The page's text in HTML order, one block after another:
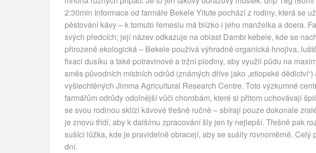
2:30min Informace od farmáře Bekele Yitute pochází z rodiny, která se
pěstování kávy – k tomuto řemeslu má blízko i jeho manželka a dcera.
svých předcích; její název odkazuje na oblast Dambi kebele, kde se
přirozeně ekologická – Bekele používá výhradně organická hnojiva,
fixaci dusíku a také potravinové a tržní plodiny, aby využil půdu na
směs původních místních odrůd (známých dříve jako „etiopské
vyšlechtěných Jimma Agricultural Research Centre. Toto výzkumné
farmářům odrůdy odolnější vůči chorobám, které si přitom uchovávají
se svou rodinou sklízí kávové třešně ručně – sbírají pouze dokonale
je znovu třídí, aby k dalšímu zpracování šly jen ty nejlepší. Třešně pak
sušící lůžka, kde je pravidelně obracejí, aby se sušily rovnoměrně. Celý
dní.